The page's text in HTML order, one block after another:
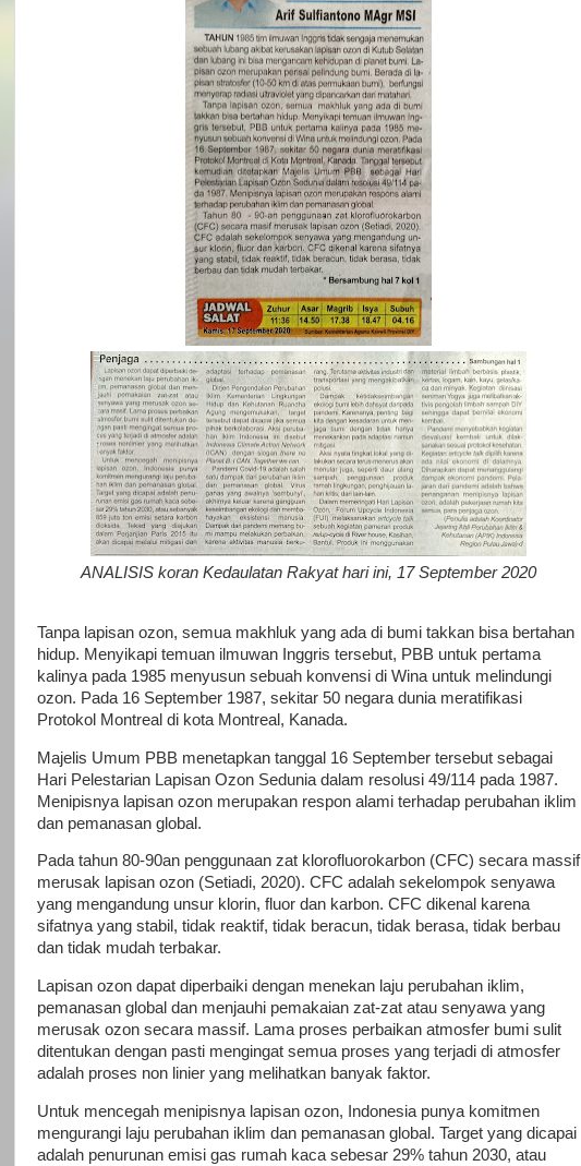
ANALISIS koran Kedaulatan Rakyat hari ini, 17 September 2020
Tanpa lapisan ozon, semua makhluk yang ada di bumi takkan bisa bertahan
hidup. Menyikapi temuan ilmuwan Inggris tersebut, PBB untuk pertama
kalinya pada 1985 menyusun sebuah konvensi di Wina untuk melindungi
ozon. Pada 16 September 1987, sekitar 50 negara dunia meratifikasi
Protokol Montreal di kota Montreal, Kanada.
Majelis Umum PBB menetapkan tanggal 16 September tersebut sebagai
Hari Pelestarian Lapisan Ozon Sedunia dalam resolusi 49/114 pada 1987.
Menipisnya lapisan ozon merupakan respon alami terhadap perubahan iklim
dan pemanasan global.
Pada tahun 80-90an penggunaan zat klorofluorokarbon (CFC) secara massif
merusak lapisan ozon (Setiadi, 2020). CFC adalah sekelompok senyawa
yang mengandung unsur klorin, fluor dan karbon. CFC dikenal karena
sifatnya yang stabil, tidak reaktif, tidak beracun, tidak berasa, tidak berbau
dan tidak mudah terbakar.
Lapisan ozon dapat diperbaiki dengan menekan laju perubahan iklim,
pemanasan global dan menjauhi pemakaian zat-zat atau senyawa yang
merusak ozon secara massif. Lama proses perbaikan atmosfer bumi sulit
ditentukan dengan pasti mengingat semua proses yang terjadi di atmosfer
adalah proses non linier yang melihatkan banyak faktor.
Untuk mencegah menipisnya lapisan ozon, Indonesia punya komitmen
mengurangi laju perubahan iklim dan pemanasan global. Target yang dicapai
adalah penurunan emisi gas rumah kaca sebesar 29% tahun 2030, atau